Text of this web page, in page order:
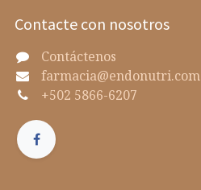
Contacte con nosotros
Contáctenos
farmacia@endonutri.com
+502 5866-6207